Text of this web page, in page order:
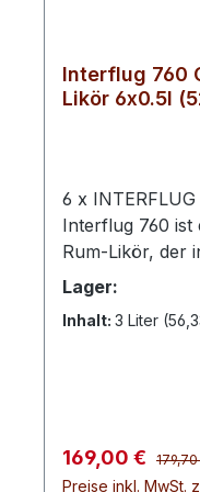
Eine perfekte
oder als
Brennerei (MV)
Interflug 760
Likör 6x0.5l
6 x
Interflug 760 ist
Rum-Likör, der
feiner Aromatik
kräftigen 52%
charakterstark,
ein
Lager:
Inhalt: 3 Liter
Verkaufspreis:
169,00 € 179,70
Preise inkl. MwSt.